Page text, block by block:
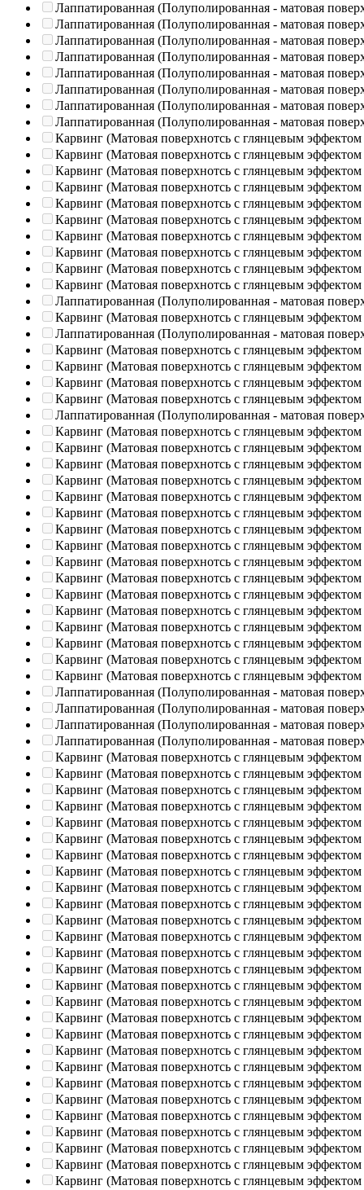
Лаппатированная (Полуполированная - матовая
Лаппатированная (Полуполированная - матовая
Лаппатированная (Полуполированная - матовая
Лаппатированная (Полуполированная - матовая
Лаппатированная (Полуполированная - матовая
Лаппатированная (Полуполированная - матовая
Лаппатированная (Полуполированная - матовая
Лаппатированная (Полуполированная - матовая
Карвинг (Матовая поверхнотсь с глянцевым эффектом
Карвинг (Матовая поверхнотсь с глянцевым эффектом
Карвинг (Матовая поверхнотсь с глянцевым эффектом
Карвинг (Матовая поверхнотсь с глянцевым эффектом
Карвинг (Матовая поверхнотсь с глянцевым эффектом
Карвинг (Матовая поверхнотсь с глянцевым эффектом
Карвинг (Матовая поверхнотсь с глянцевым эффектом
Карвинг (Матовая поверхнотсь с глянцевым эффектом
Карвинг (Матовая поверхнотсь с глянцевым эффектом
Карвинг (Матовая поверхнотсь с глянцевым эффектом
Лаппатированная (Полуполированная - матовая
Карвинг (Матовая поверхнотсь с глянцевым эффектом
Лаппатированная (Полуполированная - матовая
Карвинг (Матовая поверхнотсь с глянцевым эффектом
Карвинг (Матовая поверхнотсь с глянцевым эффектом
Карвинг (Матовая поверхнотсь с глянцевым эффектом
Карвинг (Матовая поверхнотсь с глянцевым эффектом
Лаппатированная (Полуполированная - матовая
Карвинг (Матовая поверхнотсь с глянцевым эффектом
Карвинг (Матовая поверхнотсь с глянцевым эффектом
Карвинг (Матовая поверхнотсь с глянцевым эффектом
Карвинг (Матовая поверхнотсь с глянцевым эффектом
Карвинг (Матовая поверхнотсь с глянцевым эффектом
Карвинг (Матовая поверхнотсь с глянцевым эффектом
Карвинг (Матовая поверхнотсь с глянцевым эффектом
Карвинг (Матовая поверхнотсь с глянцевым эффектом
Карвинг (Матовая поверхнотсь с глянцевым эффектом
Карвинг (Матовая поверхнотсь с глянцевым эффектом
Карвинг (Матовая поверхнотсь с глянцевым эффектом
Карвинг (Матовая поверхнотсь с глянцевым эффектом
Карвинг (Матовая поверхнотсь с глянцевым эффектом
Карвинг (Матовая поверхнотсь с глянцевым эффектом
Карвинг (Матовая поверхнотсь с глянцевым эффектом
Карвинг (Матовая поверхнотсь с глянцевым эффектом
Лаппатированная (Полуполированная - матовая
Лаппатированная (Полуполированная - матовая
Лаппатированная (Полуполированная - матовая
Лаппатированная (Полуполированная - матовая
Карвинг (Матовая поверхнотсь с глянцевым эффектом
Карвинг (Матовая поверхнотсь с глянцевым эффектом
Карвинг (Матовая поверхнотсь с глянцевым эффектом
Карвинг (Матовая поверхнотсь с глянцевым эффектом
Карвинг (Матовая поверхнотсь с глянцевым эффектом
Карвинг (Матовая поверхнотсь с глянцевым эффектом
Карвинг (Матовая поверхнотсь с глянцевым эффектом
Карвинг (Матовая поверхнотсь с глянцевым эффектом
Карвинг (Матовая поверхнотсь с глянцевым эффектом
Карвинг (Матовая поверхнотсь с глянцевым эффектом
Карвинг (Матовая поверхнотсь с глянцевым эффектом
Карвинг (Матовая поверхнотсь с глянцевым эффектом
Карвинг (Матовая поверхнотсь с глянцевым эффектом
Карвинг (Матовая поверхнотсь с глянцевым эффектом
Карвинг (Матовая поверхнотсь с глянцевым эффектом
Карвинг (Матовая поверхнотсь с глянцевым эффектом
Карвинг (Матовая поверхнотсь с глянцевым эффектом
Карвинг (Матовая поверхнотсь с глянцевым эффектом
Карвинг (Матовая поверхнотсь с глянцевым эффектом
Карвинг (Матовая поверхнотсь с глянцевым эффектом
Карвинг (Матовая поверхнотсь с глянцевым эффектом
Карвинг (Матовая поверхнотсь с глянцевым эффектом
Карвинг (Матовая поверхнотсь с глянцевым эффектом
Карвинг (Матовая поверхнотсь с глянцевым эффектом
Карвинг (Матовая поверхнотсь с глянцевым эффектом
Карвинг (Матовая поверхнотсь с глянцевым эффектом
Карвинг (Матовая поверхнотсь с глянцевым эффектом